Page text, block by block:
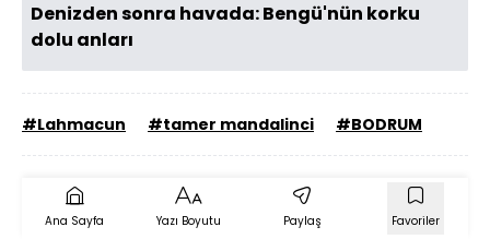
Denizden sonra havada: Bengü'nün korku
dolu anları
#Lahmacun #tamer mandalinci #BODRUM
Ana Sayfa Yazı Boyutu Paylaş Favoriler